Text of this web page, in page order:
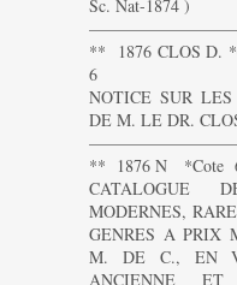
Sc. Nat-1874 )
** 1876 CLOS D.
6
NOTICE SUR LES
DE M. LE DR.
** 1876 N *Cote
CATALOGUE
MODERNES,
GENRES A PRIX
M. DE C., EN
ANCIENNE ET